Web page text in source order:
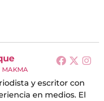
MAKMA
y escritor con
en medios. El